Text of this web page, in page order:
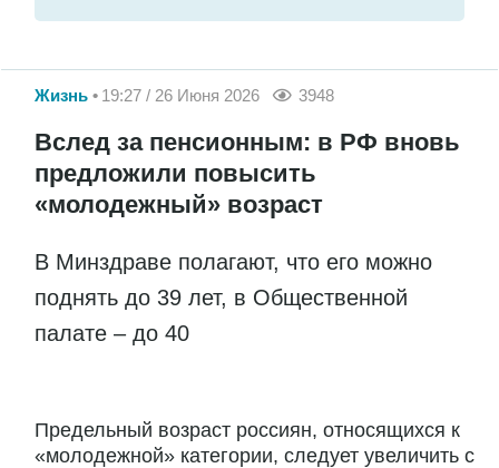
Жизнь 19:27 / 26 Июня 2026 3948
Вслед за пенсионным: в РФ вновь
предложили повысить
«молодежный» возраст
В Минздраве полагают, что его можно
поднять до 39 лет, в Общественной
палате – до 40
Предельный возраст россиян, относящихся к
«молодежной» категории, следует увеличить с